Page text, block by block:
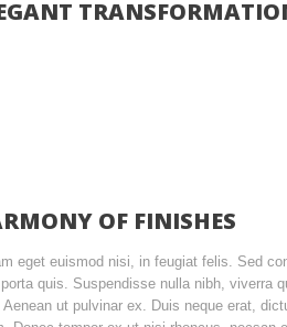
OF FINISHES
eget euismod nisi, in feugiat felis. Sed
quis. Suspendisse nulla nibh, viverra
Aenean ut pulvinar ex. Duis neque erat,